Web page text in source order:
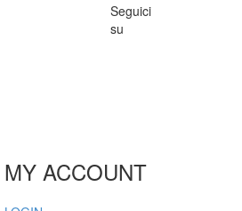
Seguici
su
MY ACCOUNT